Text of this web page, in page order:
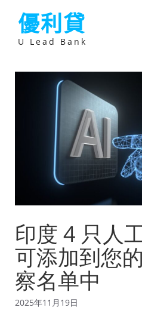
優利貸
U Lead Bank
印度 4 只人
可添加到您
察名单中
2025年11月19日